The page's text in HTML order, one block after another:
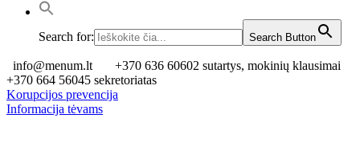
Search for: Search Button
info@menum.lt
+370 636 60602 sutartys, mokinių klausimai
+370 664 56045 sekretoriatas
Korupcijos prevencija
Informacija tėvams